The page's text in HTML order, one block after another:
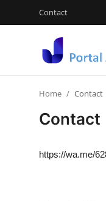
Contact
Login
Contact
Kesehatan Dan
Home Contact
Contact
https://wa.me/